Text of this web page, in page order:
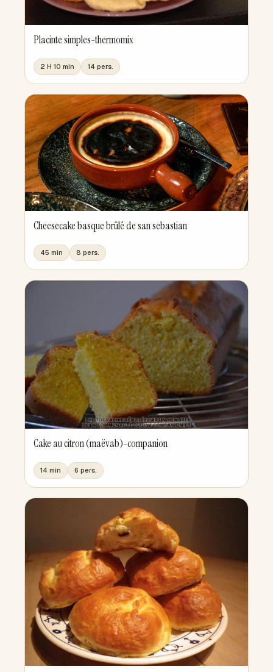
Placinte simples-thermomix
2 H 10 min 14 pers.
Cheesecake basque brûlé de san sebastian
45 min 8 pers.
Cake au citron (maëvab)-companion
14 min 6 pers.